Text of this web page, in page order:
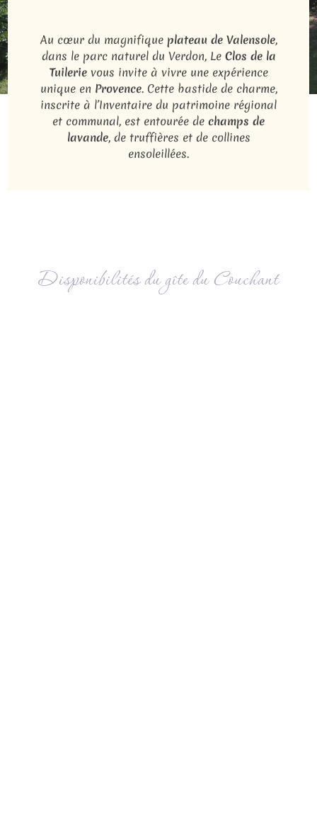
Au cœur du magnifique plateau de Valensole,
dans le parc naturel du Verdon, Le Clos de la
Tuilerievous invite à vivre une expérience
unique en Provence. Cette bastide de charme,
inscrite à l’Inventaire du patrimoine régional
et communal, est entourée de champs de
lavande, de truffières et de collines
ensoleillées.
Disponibilités du gîte du Couchant